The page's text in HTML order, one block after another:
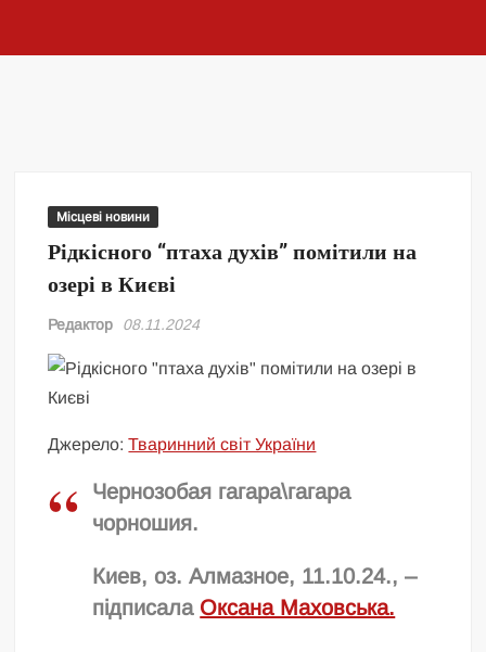
Місцеві новини
Рідкісного “птаха духів” помітили на
озері в Києві
Редактор 08.11.2024
Джерело:Тваринний світ України
Чернозобая гагара\гагара
чорношия.
Киев, оз. Алмазное, 11.10.24., –
підписала Оксана Маховська.